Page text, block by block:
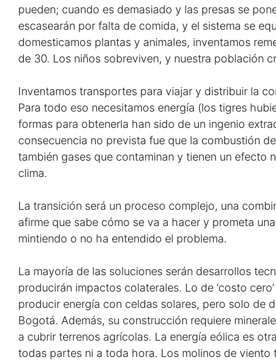
pueden; cuando es demasiado y las presas se
escasearán por falta de comida, y el sistema se
domesticamos plantas y animales, inventamos
de 30. Los niños sobreviven, y nuestra población
Inventamos transportes para viajar y distribuir la
Para todo eso necesitamos energía (los tigres
formas para obtenerla han sido de un ingenio
consecuencia no prevista fue que la combustión
también gases que contaminan y tienen un efecto
clima.
La transición será un proceso complejo, una
afirme que sabe cómo se va a hacer y prometa
mintiendo o no ha entendido el problema.
La mayoría de las soluciones serán desarrollos
producirán impactos colaterales. Lo de ‘costo
producir energía con celdas solares, pero solo de
Bogotá. Además, su construcción requiere
a cubrir terrenos agrícolas. La energía eólica es
todas partes ni a toda hora. Los molinos de viento